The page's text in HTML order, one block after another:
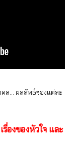
ล… ผลลัพธ์ของแต่ละ
รื่องของหัวใจ และ